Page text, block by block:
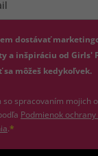
dostávať
a inšpiráciu od Girls'
sa môžeš kedykoľvek.
so spracovaním mojich
Podmienok
(otvorí sa v novom okne)
.*